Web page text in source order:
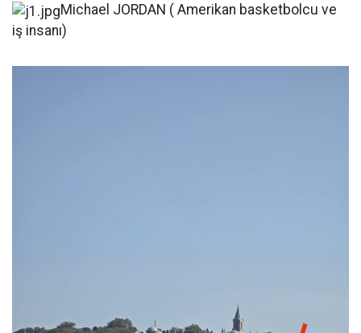
Michael JORDAN ( Amerikan basketbolcu ve
iş insanı)